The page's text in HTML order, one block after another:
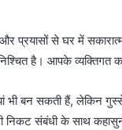
प्रयासों से घर में
है। आपके व्यक्तिगत
भी बन सकती हैं, लेकिन
निकट संबंधी के साथ